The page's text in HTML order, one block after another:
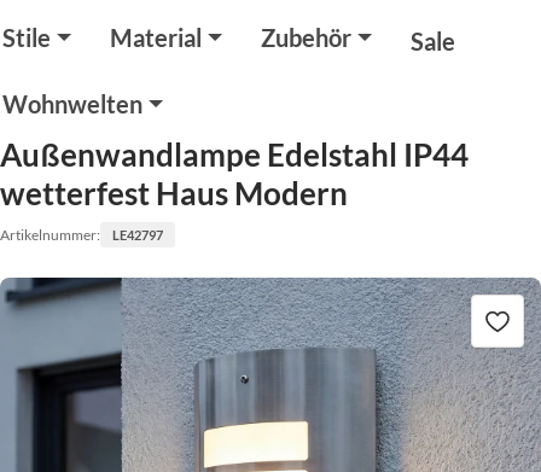
Stile Material Zubehör Sale
Wohnwelten
Außenwandlampe Edelstahl IP44
wetterfest Haus Modern
Artikelnummer: LE42797